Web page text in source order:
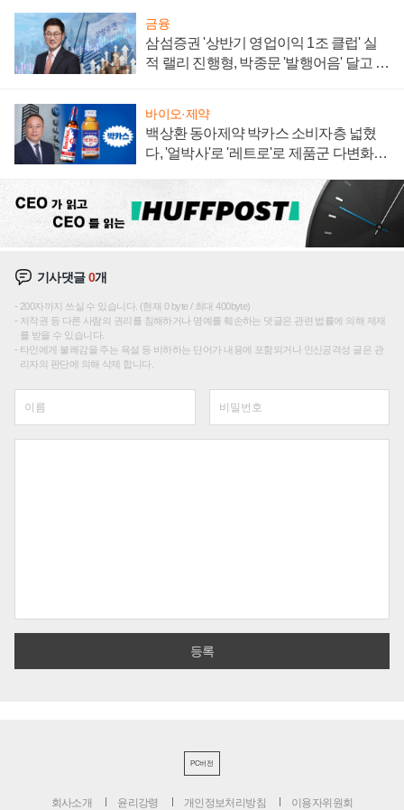
금융
삼섬증권 '상반기 영업이익 1조 클럽' 실
적 랠리 진행형, 박종문 '발행어음' 달고 연
바이오·제약
백상환 동아제약 박카스 소비자층 넓혔
다, '얼박사'로 '레트로'로 제품군 다변화
기사댓글0개
200자까지 쓰실 수 있습니다. (현재 0 byte / 최대 400byte)
저작권 등 다른 사람의 권리를 침해하거나 명예를 훼손하는 댓글은 관련 법률에 의해 제재
를 받을 수 있습니다.
타인에게 불쾌감을 주는 욕설 등 비하하는 단어가 내용에 포함되거나 인신공격성 글은 관
리자의 판단에 의해 삭제 합니다.
PC버전
회사소개 윤리강령 개인정보처리방침 이용자위원회